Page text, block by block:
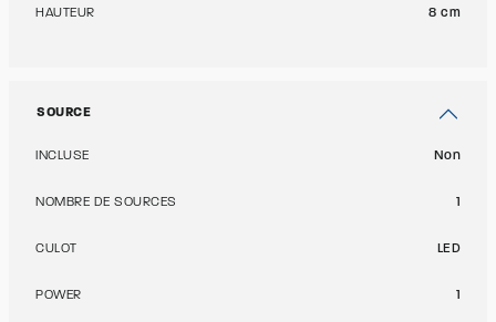
HAUTEUR 8 cm
SOURCE
INCLUSE Non
NOMBRE DE SOURCES 1
CULOT LED
POWER 1